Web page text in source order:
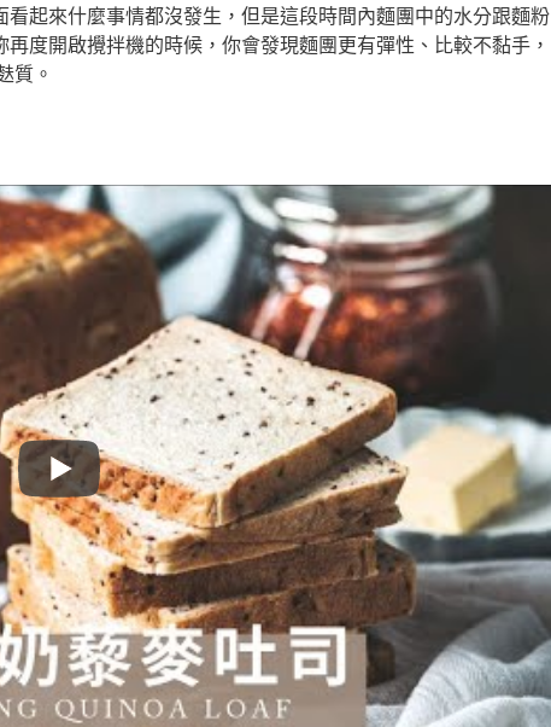
起來什麼事情都沒發生，但是這段時間內麵團中的水分跟麵粉
度開啟攪拌機的時候，你會發現麵團更有彈性、比較不黏手，
質。